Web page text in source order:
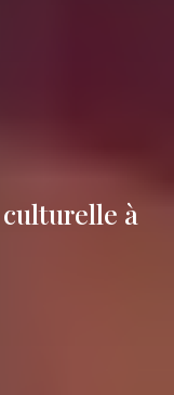
à